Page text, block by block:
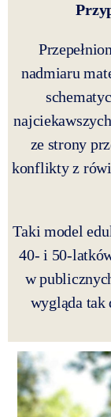
nadmiaru
ze strony
konflikty z
Taki model
40- i 50-
w
wygląda tak